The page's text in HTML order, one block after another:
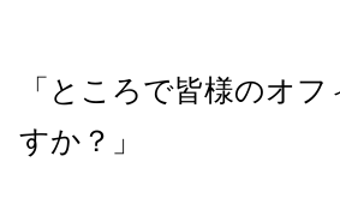
「ところで皆様のオフ
すか？」